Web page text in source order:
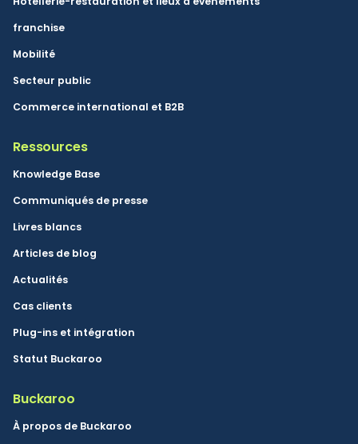
franchise
Mobilité
Secteur public
Commerce international et B2B
Ressources
Knowledge Base
Communiqués de presse
Livres blancs
Articles de blog
Actualités
Cas clients
Plug-ins et intégration
Statut Buckaroo
Buckaroo
À propos de Buckaroo